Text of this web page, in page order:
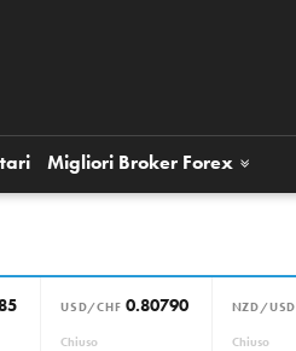
Migliori Broker Forex
USD/CHF 0.80790
Chiuso
NZD/USD
Chiuso